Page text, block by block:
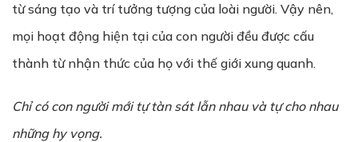
từ sáng tạo và trí tưởng tượng của loài người. Vậy nên,
mọi hoạt động hiện tại của con người đều được cấu
thành từ nhận thức của họ với thế giới xung quanh.
Chỉ có con người mới tự tàn sát lẫn nhau và tự cho nhau
những hy vọng.